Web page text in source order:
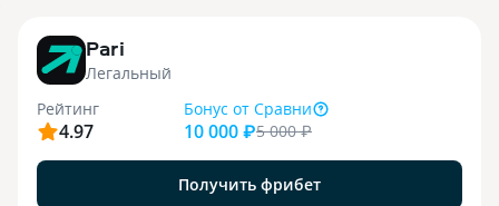
Pari
Легальный
Рейтинг
4.97
Бонус от Сравни
10 000 ₽5 000₽
Получить фрибет